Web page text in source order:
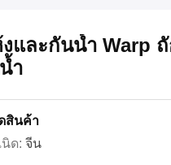
และกันน้ำ Warp
ำ
สินค้า
ด: จีน